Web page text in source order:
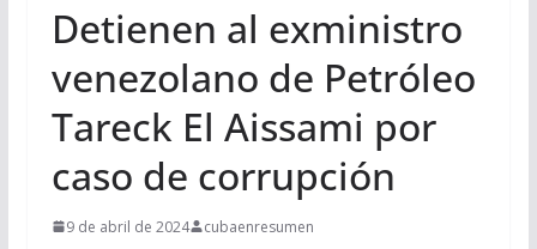
Detienen al exministro
venezolano de Petróleo
Tareck El Aissami por
caso de corrupción
9 de abril de 2024 cubaenresumen